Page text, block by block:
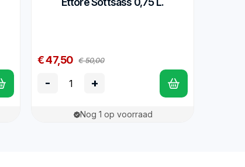
€ 47,50 € 50,00
- +
Nog 1 op voorraad